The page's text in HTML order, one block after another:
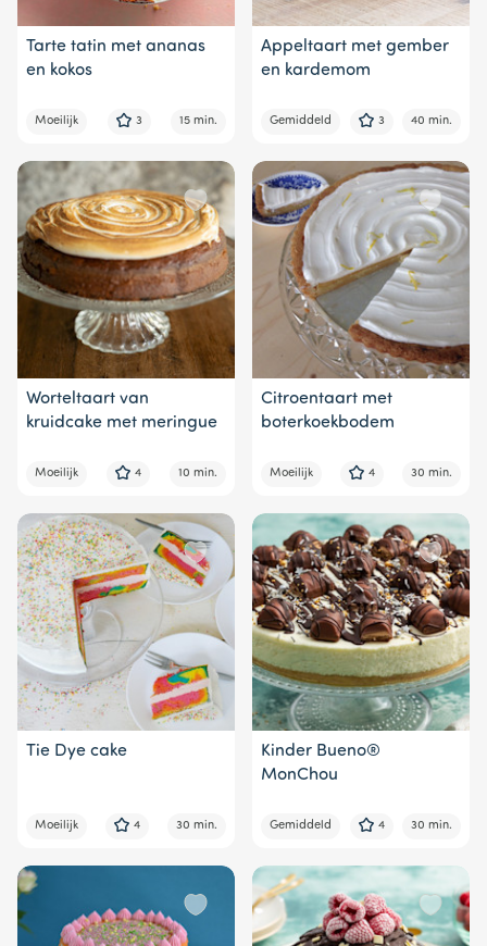
Tarte tatin met ananas
en kokos
Moeilijk 3 15 min.
Appeltaart met gember
en kardemom
Gemiddeld 3 40 min.
Worteltaart van
kruidcake met meringue
Moeilijk 4 10 min.
Citroentaart met
boterkoekbodem
Moeilijk 4 30 min.
Tie Dye cake
Moeilijk 4 30 min.
Kinder Bueno®
MonChou
Gemiddeld 4 30 min.